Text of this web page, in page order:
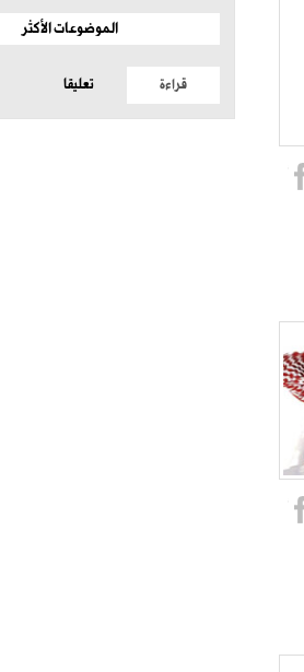
الموضوعات الأكثر
قراءة تعليقا